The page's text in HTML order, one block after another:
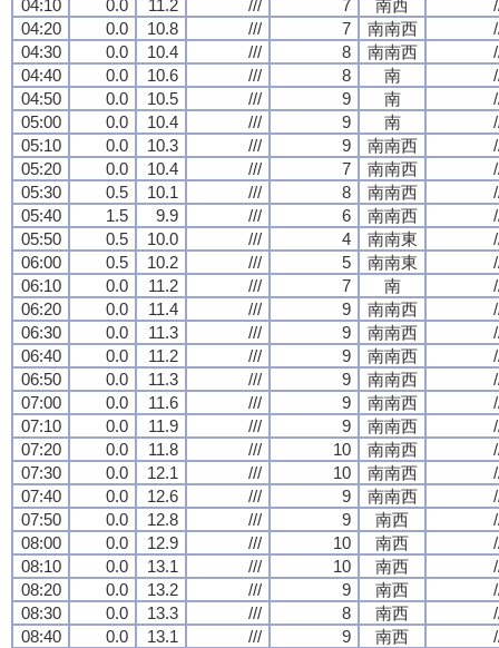
04:10
0.0 11.2 /// 7 南西
04:20
0.0 10.8 /// 7 南南西
04:30
0.0 10.4 /// 8 南南西
04:40
0.0 10.6 /// 8 南
04:50
0.0 10.5 /// 9 南
05:00
0.0 10.4 /// 9 南
05:10
0.0 10.3 /// 9 南南西
05:20
0.0 10.4 /// 7 南南西
05:30
0.5 10.1 /// 8 南南西
05:40
1.5 9.9 /// 6 南南西
05:50
0.5 10.0 /// 4 南南東
06:00
0.5 10.2 /// 5 南南東
06:10
0.0 11.2 /// 7 南
06:20
0.0 11.4 /// 9 南南西
06:30
0.0 11.3 /// 9 南南西
06:40
0.0 11.2 /// 9 南南西
06:50
0.0 11.3 /// 9 南南西
07:00
0.0 11.6 /// 9 南南西
07:10
0.0 11.9 /// 9 南南西
07:20
0.0 11.8 /// 10 南南西
07:30
0.0 12.1 /// 10 南南西
07:40
0.0 12.6 /// 9 南南西
07:50
0.0 12.8 /// 9 南西
08:00
0.0 12.9 /// 10 南西
08:10
0.0 13.1 /// 10 南西
08:20
0.0 13.2 /// 9 南西
08:30
0.0 13.3 /// 8 南西
08:40
0.0 13.1 /// 9 南西